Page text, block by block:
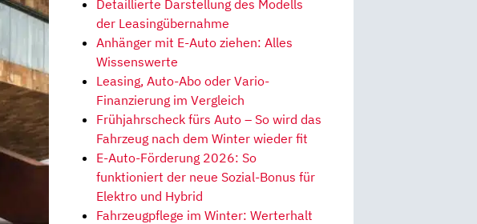
Detaillierte Darstellung des Modells
der Leasingübernahme
Anhänger mit E-Auto ziehen: Alles
Wissenswerte
Leasing, Auto-Abo oder Vario-
Finanzierung im Vergleich
Frühjahrscheck fürs Auto – So wird das
Fahrzeug nach dem Winter wieder fit
E-Auto-Förderung 2026: So
funktioniert der neue Sozial-Bonus für
Elektro und Hybrid
Fahrzeugpflege im Winter: Werterhalt